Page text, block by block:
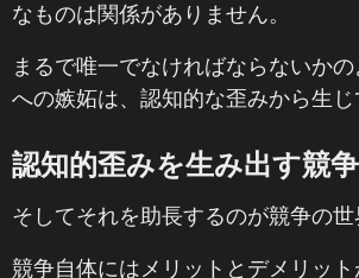
なものは関係がありません。
まるで唯一でなければならないか
への嫉妬は、認知的な歪みから生じ
認知的歪みを生み出す競争
そしてそれを助長するのが競争の世
競争自体にはメリットとデメリッ